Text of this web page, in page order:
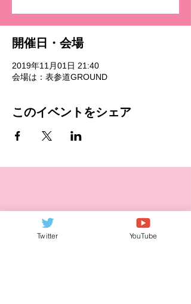
開催日・会場
2019年11月01日 21:40
会場は：表参道GROUND
このイベントをシェア
Twitter YouTube